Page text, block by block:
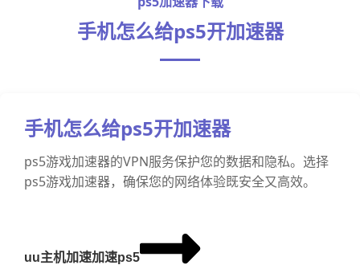
手机怎么给ps5开加速器
手机怎么给ps5开加速器
ps5游戏加速器的VPN服务保护您的数据和隐私。选择
ps5游戏加速器，确保您的网络体验既安全又高效。
uu主机加速加速ps5